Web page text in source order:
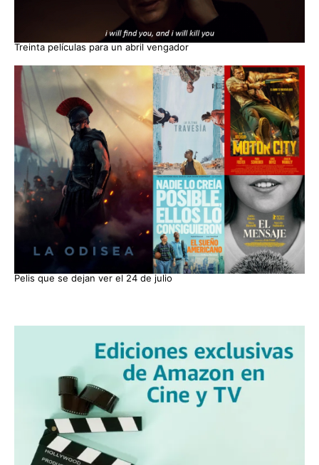
Treinta películas para un abril vengador
Pelis que se dejan ver el 24 de julio